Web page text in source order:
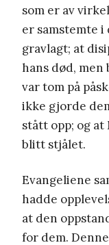
som er av
er samstemte i
gravlagt; at
hans død,
var tom på
ikke gjorde
stått opp; og
blitt stjålet.
Evangeliene
hadde
at den
for dem.